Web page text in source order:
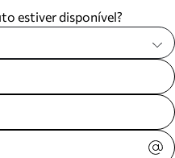
estiver disponível?